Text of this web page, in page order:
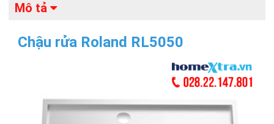
Mô tả
Chậu rửa Roland RL5050